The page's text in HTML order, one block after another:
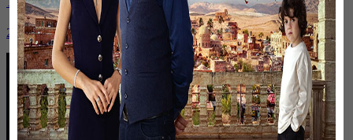
26 января, 19:36